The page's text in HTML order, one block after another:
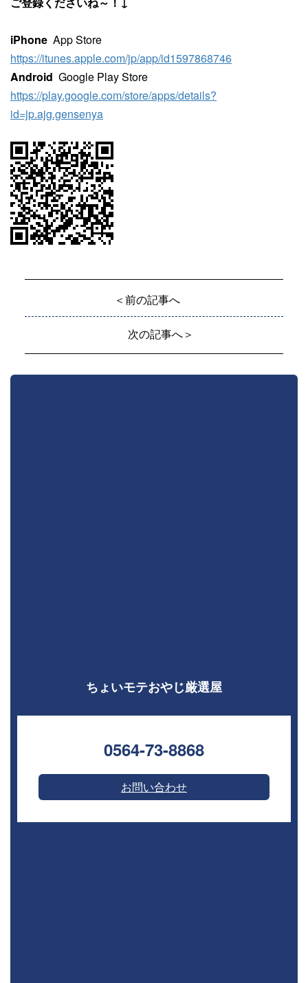
iPhone App Store
https://itunes.apple.com/jp/app/id1597868746
Android Google Play Store
https://play.google.com/store/apps/details?
id=jp.ajg.gensenya
＜前の記事へ
次の記事へ＞
ちょいモテおやじ厳選屋
0564-73-8868⁣
お問い合わせ